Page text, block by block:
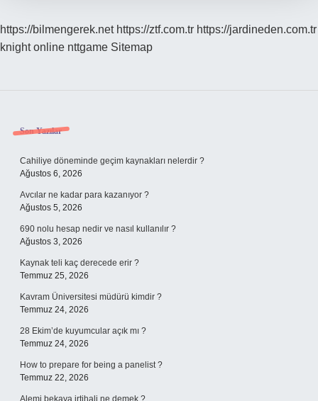
https://bilmengerek.net https://ztf.com.tr https://jardineden.com.tr
knight online nttgame Sitemap
Sidebar
Son Yazılar
Cahiliye döneminde geçim kaynakları nelerdir ?
Ağustos 6, 2026
Avcılar ne kadar para kazanıyor ?
Ağustos 5, 2026
690 nolu hesap nedir ve nasıl kullanılır ?
Ağustos 3, 2026
Kaynak teli kaç derecede erir ?
Temmuz 25, 2026
Kavram Üniversitesi müdürü kimdir ?
Temmuz 24, 2026
28 Ekim’de kuyumcular açık mı ?
Temmuz 24, 2026
How to prepare for being a panelist ?
Temmuz 22, 2026
Alemi bekaya irtihali ne demek ?